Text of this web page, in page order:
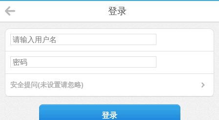
登录
安全提问(未设置请忽略)
登录